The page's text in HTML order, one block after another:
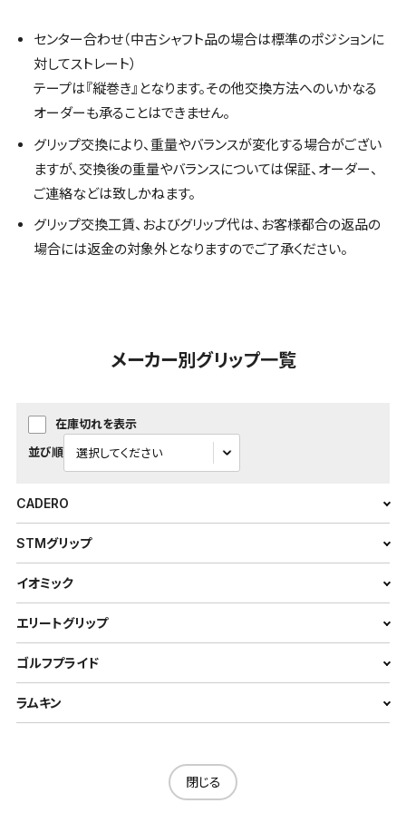
センター合わせ（中古シャフト品の場合は標準のポジションに
対してストレート）
テープは『縦巻き』となります。その他交換方法へのいかなる
オーダーも承ることはできません。
グリップ交換により、重量やバランスが変化する場合がござい
ますが、交換後の重量やバランスについては保証、オーダー、
ご連絡などは致しかねます。
グリップ交換工賃、およびグリップ代は、お客様都合の返品の
場合には返金の対象外となりますのでご了承ください。
メーカー別グリップ一覧
在庫切れを表示
並び順
CADERO
STMグリップ
イオミック
エリートグリップ
ゴルフプライド
ラムキン
閉じる